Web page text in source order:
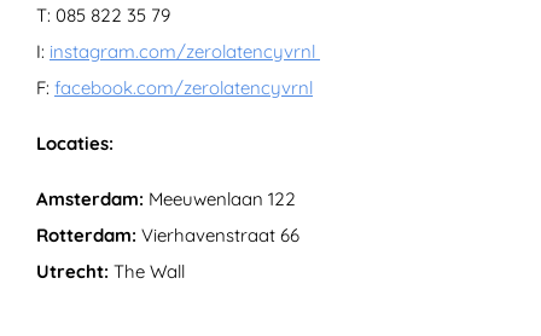
T: 085 822 35 79
I: instagram.com/zerolatencyvrnl
F: facebook.com/zerolatencyvrnl
Locaties:
Amsterdam: Meeuwenlaan 122
Rotterdam: Vierhavenstraat 66
Utrecht: The Wall